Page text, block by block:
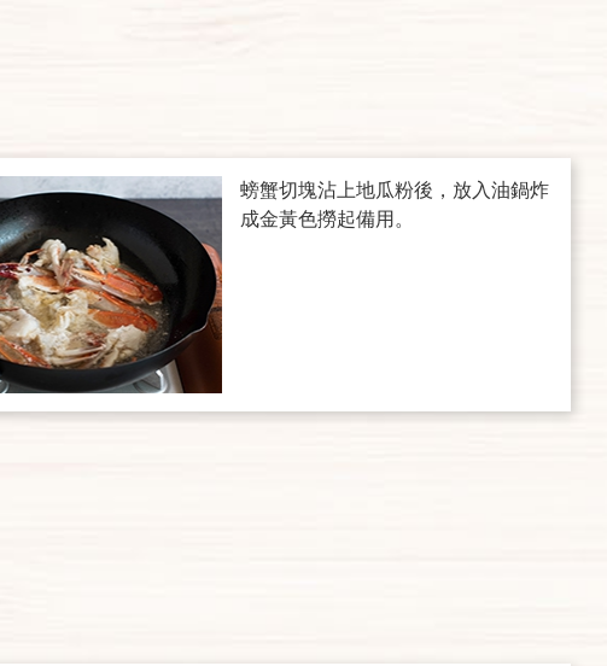
螃蟹切塊沾上地瓜粉後，放入油鍋炸
成金黃色撈起備用。